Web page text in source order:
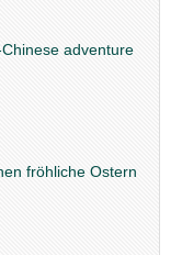
adventure
fröhliche Ostern